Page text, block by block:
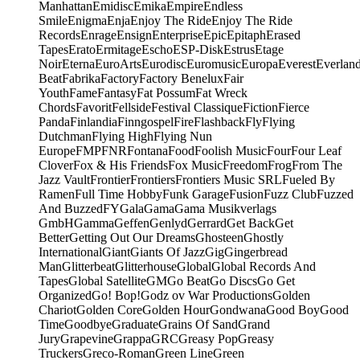
ManhattanEmidiscEmikaEmpireEndless
SmileEnigmaEnjaEnjoy The RideEnjoy The Ride
RecordsEnrageEnsignEnterpriseEpicEpitaphErased
TapesEratoErmitageEschoESP-DiskEstrusEtage
NoirEternaEuroArtsEurodiscEuromusicEuropaEverest
BeatFabrikaFactoryFactory BeneluxFair
YouthFameFantasyFat PossumFat Wreck
ChordsFavoritFellsideFestival ClassiqueFictionFierce
PandaFinlandiaFinngospelFireFlashbackFlyFlying
DutchmanFlying HighFlying Nun
EuropeFMPFNRFontanaFoodFoolish MusicFourFour Leaf
CloverFox & His FriendsFox MusicFreedomFrogFrom The
Jazz VaultFrontierFrontiersFrontiers Music SRLFueled By
RamenFull Time HobbyFunk GarageFusionFuzz ClubFuzzed
And BuzzedFYGalaGamaGama Musikverlags
GmbHGammaGeffenGenlydGerrardGet BackGet
BetterGetting Out Our DreamsGhosteenGhostly
InternationalGiantGiants Of JazzGigGingerbread
ManGlitterbeatGlitterhouseGlobalGlobal Records And
TapesGlobal SatelliteGMGo BeatGo DiscsGo Get
OrganizedGo! Bop!Godz ov War ProductionsGolden
ChariotGolden CoreGolden HourGondwanaGood BoyGood
TimeGoodbyeGraduateGrains Of SandGrand
JuryGrapevineGrappaGRCGreasy PopGreasy
TruckersGreco-RomanGreen LineGreen